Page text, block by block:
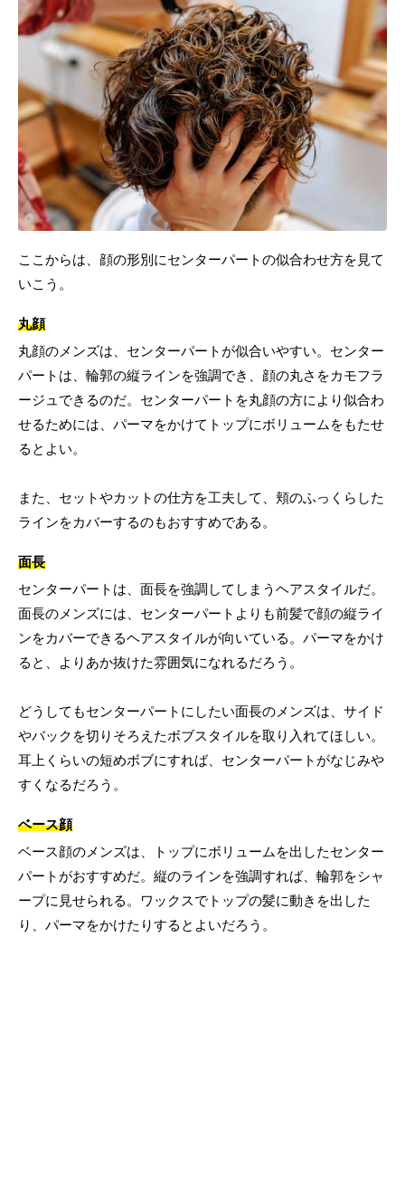
ここからは、顔の形別にセンターパートの似合わせ方を見て
いこう。
丸顔
丸顔のメンズは、センターパートが似合いやすい。センター
パートは、輪郭の縦ラインを強調でき、顔の丸さをカモフラ
ージュできるのだ。センターパートを丸顔の方により似合わ
せるためには、パーマをかけてトップにボリュームをもたせ
るとよい。
また、セットやカットの仕方を工夫して、頬のふっくらした
ラインをカバーするのもおすすめである。
面長
センターパートは、面長を強調してしまうヘアスタイルだ。
面長のメンズには、センターパートよりも前髪で顔の縦ライ
ンをカバーできるヘアスタイルが向いている。パーマをかけ
ると、よりあか抜けた雰囲気になれるだろう。
どうしてもセンターパートにしたい面長のメンズは、サイド
やバックを切りそろえたボブスタイルを取り入れてほしい。
耳上くらいの短めボブにすれば、センターパートがなじみや
すくなるだろう。
ベース顔
ベース顔のメンズは、トップにボリュームを出したセンター
パートがおすすめだ。縦のラインを強調すれば、輪郭をシャ
ープに見せられる。ワックスでトップの髪に動きを出した
り、パーマをかけたりするとよいだろう。